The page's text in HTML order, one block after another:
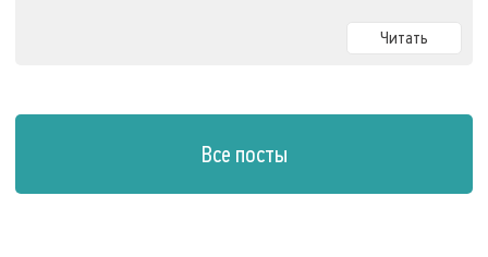
Читать
Все посты